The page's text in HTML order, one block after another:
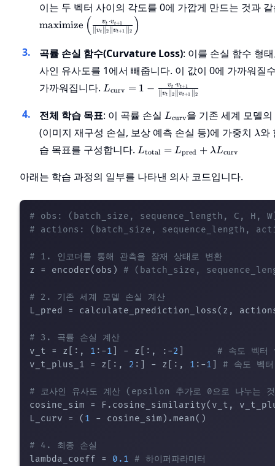
이는 두 벡터 사이의 각도를 0에 가깝게 만드는 것과
maximize ( ∥vt ∥2 ∥vt+1 ∥2
vt ⋅vt+1 )
곡률 손실 함수(Curvature Loss): 이를 손실 함수 형
사인 유사도를 1에서 빼줍니다. 이 값이 0에 가까워질
가까워집니다. L_{\text{curv}}
= 1 - \frac{v_t
\cdot v_{t+1}}
{\|v_t\|_2
\|v_{t+1}\|_2}
Lcurv = 1 − ∥vt ∥2 ∥vt+1 ∥2
vt ⋅vt+1
전체 학습 목표: 이 곡률 손실 L_{\text{curv}}
Lcurv을 기존 세계 모델
(이미지 재구성 손실, 보상 예측 손실 등)에 가중치 λ와
습 목표를 구성합니다. L_{\text{total}}
L_{\text{pred}}
+ \lambda
Ltotal = Lpred + λLcurv
아래는 학습 과정의 일부를 나타낸 의사 코드입니다.
# obs: (batch_size, sequence_length, C, H,
# actions: (batch_size, sequence_length,
# 1. 인코더를 통해 관측을 잠재 상태로 변환
z = encoder(obs) # (batch_size,
# 2. 기존 세계 모델 손실 계산
L_pred = calculate_prediction_loss(z,
# 3. 곡률 손실 계산
v_t = z[:, 1 :-1 ] - z[:, :-2
# 속도 벡터
v_t_plus_1 = z[:, 2 :] - z[:, 1 :-1 # 속도 벡
# 코사인 유사도 계산 (epsilon 추가로 0으로 나누는
cosine_sim = F.cosine_similarity(v_t,
L_curv = ( 1 - cosine_sim).mean()
# 4. 최종 손실
lambda_coeff = 0.1
# 하이퍼파라미터